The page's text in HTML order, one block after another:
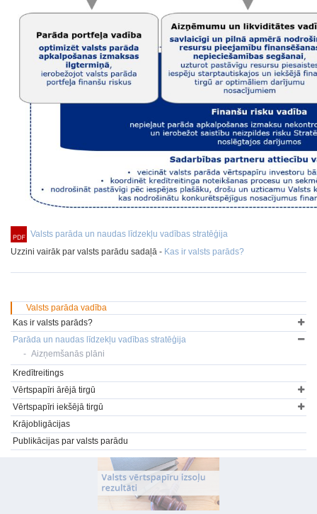
Valsts parāda un naudas līdzekļu vadības stratēģija
Uzzini vairāk par valsts parādu sadaļā - Kas ir valsts parāds?
Valsts parāda vadība
Kas ir valsts parāds?
Parāda un naudas līdzekļu vadības stratēģija
Aizņemšanās plāni
Kredītreitings
Vērtspapīri ārējā tirgū
Vērtspapīri iekšējā tirgū
Krājobligācijas
Publikācijas par valsts parādu